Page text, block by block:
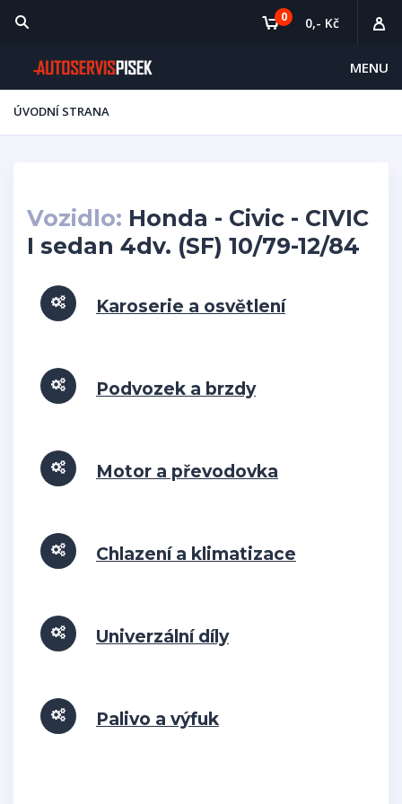
MENU
0 0,- Kč
ÚVODNÍ STRANA
Vozidlo: Honda - Civic - CIVIC
I sedan 4dv. (SF) 10/79-12/84
Karoserie a osvětlení
Podvozek a brzdy
Motor a převodovka
Chlazení a klimatizace
Univerzální díly
Palivo a výfuk